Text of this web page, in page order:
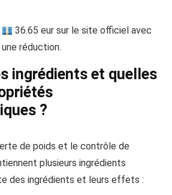
36.65 eur sur le site officiel avec
une réduction.
ingrédients et quelles
?
de poids et le contrôle de
plusieurs ingrédients
des ingrédients et leurs effets :